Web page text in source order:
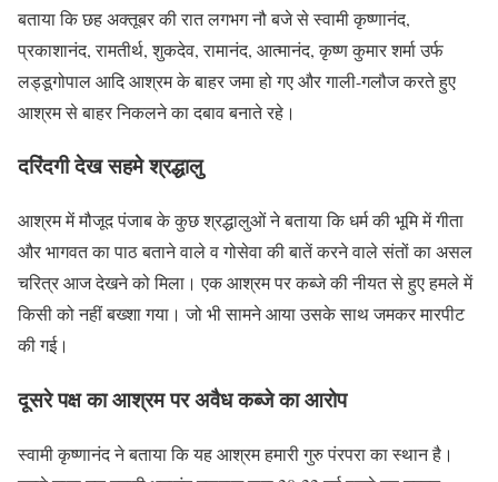
बताया कि छह अक्तूबर की रात लगभग नौ बजे से स्वामी कृष्णानंद,
प्रकाशानंद, रामतीर्थ, शुकदेव, रामानंद, आत्मानंद, कृष्ण कुमार शर्मा उर्फ
लड्डूगोपाल आदि आश्रम के बाहर जमा हो गए और गाली-गलौज करते हुए
आश्रम से बाहर निकलने का दबाव बनाते रहे।
दरिंदगी देख सहमे श्रद्धालु
आश्रम में मौजूद पंजाब के कुछ श्रद्धालुओं ने बताया कि धर्म की भूमि में गीता
और भागवत का पाठ बताने वाले व गोसेवा की बातें करने वाले संतों का असल
चरित्र आज देखने को मिला। एक आश्रम पर कब्जे की नीयत से हुए हमले में
किसी को नहीं बख्शा गया। जो भी सामने आया उसके साथ जमकर मारपीट
की गई।
दूसरे पक्ष का आश्रम पर अवैध कब्जे का आरोप
स्वामी कृष्णानंद ने बताया कि यह आश्रम हमारी गुरु पंरपरा का स्थान है।